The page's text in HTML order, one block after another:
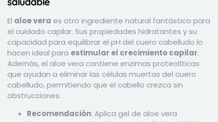
El aloe vera es otro ingrediente natural fantástico para
el cuidado capilar. Sus propiedades hidratantes y su
capacidad para equilibrar el pH del cuero cabelludo lo
hacen ideal para estimular el crecimiento capilar.
Además, el aloe vera contiene enzimas proteolíticas
que ayudan a eliminar las células muertas del cuero
cabelludo, permitiendo que el cabello crezca sin
obstrucciones.
Recomendación: Aplica gel de aloe vera